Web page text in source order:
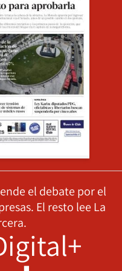
el debate por el
El resto lee La